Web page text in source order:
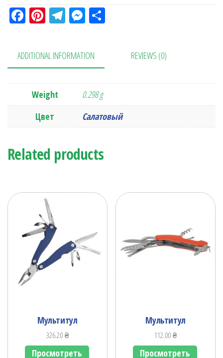
Fa
bo
ok
Pi
er
es
t
Te
gr
a
m
M
se
n
ge
r
ит
ADDITIONAL INFORMATION REVIEWS (0)
Weight
0.298 g
Цвет
Салатовый
Related products
Мультитул
326.20₴
Просмотреть
Мультитул
112.00₴
Просмотреть